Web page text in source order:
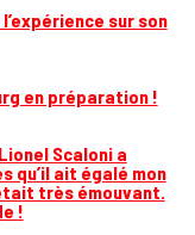
sur son
en préparation !
Scaloni a
qu’il ait égalé mon
très émouvant.
!